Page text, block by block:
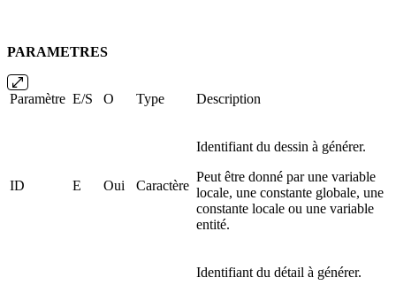
PARAMETRES
Paramètre E/S O Type Description
ID E Oui Caractère
Identifiant du dessin à générer.
Peut être donné par une variable
locale, une constante globale, une
constante locale ou une variable
entité.
Identifiant du détail à générer.